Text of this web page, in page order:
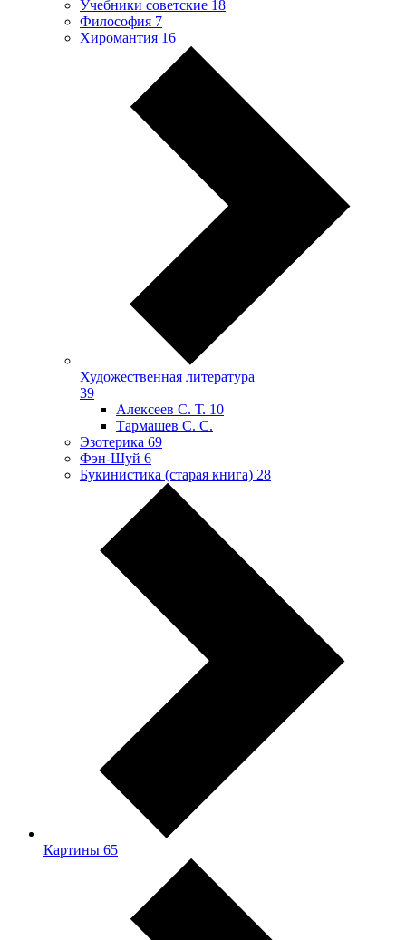
Учебники советские 18
Философия 7
Хиромантия 16
Художественная литература
39
Алексеев С. Т. 10
Тармашев С. С.
Эзотерика 69
Фэн-Шуй 6
Букинистика (старая книга) 28
Картины 65